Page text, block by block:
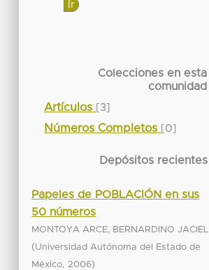
Colecciones en esta
comunidad
Artículos
[3]
Números Completos [0]
Depósitos recientes
Papeles de POBLACIÓN en sus
50 números
MONTOYA ARCE, BERNARDINO JACIEL
(Universidad Autónoma del Estado de
México, 2006)